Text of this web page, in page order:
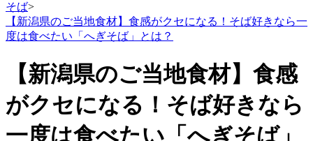
そば>
【新潟県のご当地食材】食感がクセになる！そば好きなら一
度は食べたい「へぎそば」とは？
【新潟県のご当地食材】食感
がクセになる！そば好きなら
一度は食べたい「へぎそば」